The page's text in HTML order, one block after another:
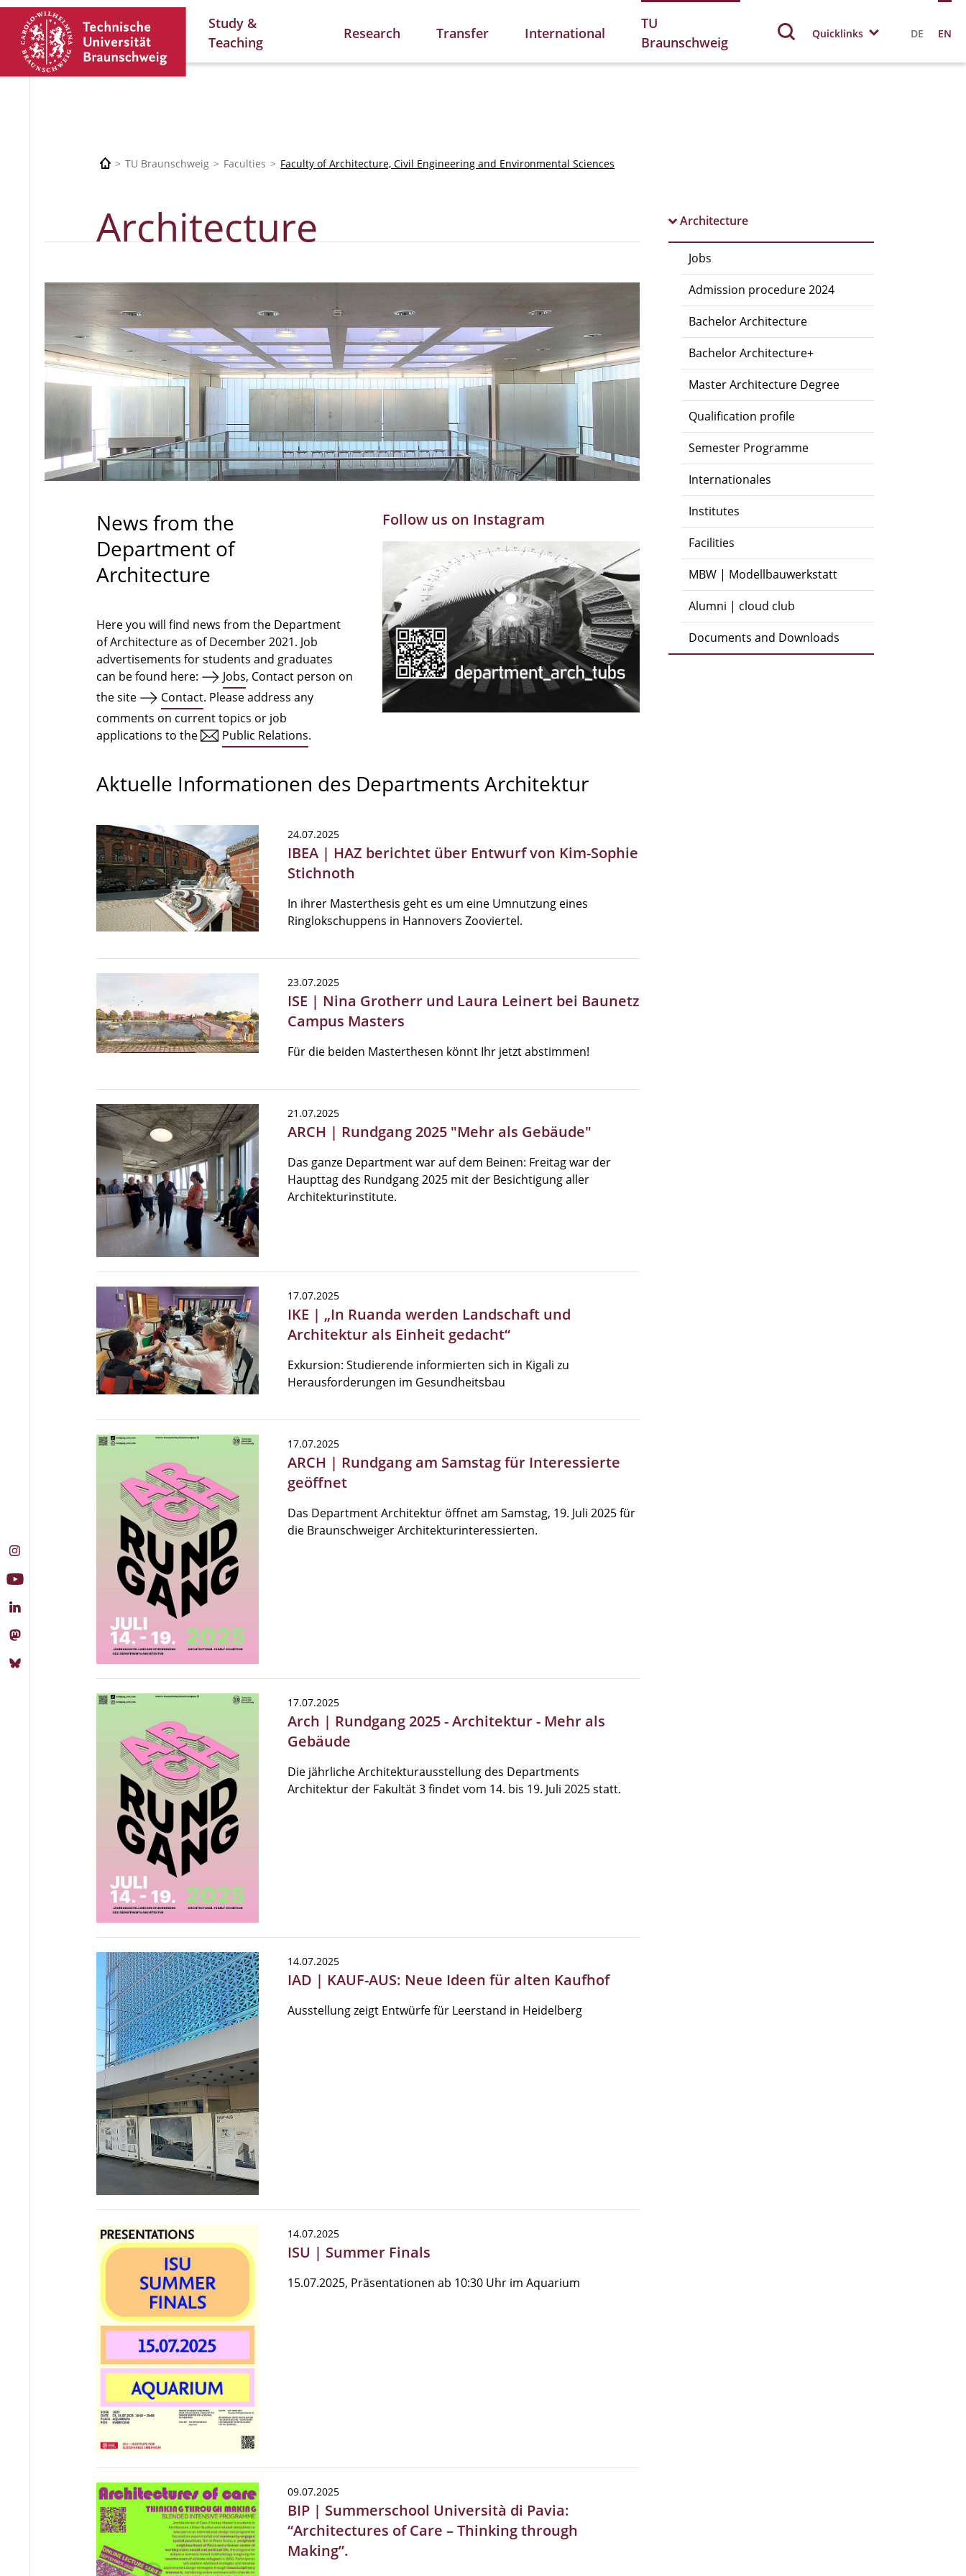
Study &
Teaching
Research Transfer International
TU
Braunschweig
Quicklinks DE EN
TU Braunschweig Faculties Faculty of Architecture, Civil Engineering and Environmental Sciences
Architecture
Jobs
Admission procedure 2024
Bachelor Architecture
Bachelor Architecture+
Master Architecture Degree
Qualification profile
Semester Programme
Internationales
Institutes
Facilities
MBW | Modellbauwerkstatt
Alumni | cloud club
Documents and Downloads
Architecture
News from the
Department of
Architecture
Here you will find news from the Department
of Architecture as of December 2021. Job
advertisements for students and graduates
can be found here:
Jobs, Contact person on
the site
Contact. Please address any
comments on current topics or job
applications to the
Public Relations.
Follow us on Instagram
Aktuelle Informationen des Departments Architektur
24.07.2025
IBEA | HAZ berichtet über Entwurf von Kim-Sophie
Stichnoth
In ihrer Masterthesis geht es um eine Umnutzung eines
Ringlokschuppens in Hannovers Zooviertel.
23.07.2025
ISE | Nina Grotherr und Laura Leinert bei Baunetz
Campus Masters
Für die beiden Masterthesen könnt Ihr jetzt abstimmen!
21.07.2025
ARCH | Rundgang 2025 "Mehr als Gebäude"
Das ganze Department war auf dem Beinen: Freitag war der
Haupttag des Rundgang 2025 mit der Besichtigung aller
Architekturinstitute.
17.07.2025
IKE | „In Ruanda werden Landschaft und
Architektur als Einheit gedacht“
Exkursion: Studierende informierten sich in Kigali zu
Herausforderungen im Gesundheitsbau
17.07.2025
ARCH | Rundgang am Samstag für Interessierte
geöffnet
Das Department Architektur öffnet am Samstag, 19. Juli 2025 für
die Braunschweiger Architekturinteressierten.
17.07.2025
Arch | Rundgang 2025 - Architektur - Mehr als
Gebäude
Die jährliche Architekturausstellung des Departments
Architektur der Fakultät 3 findet vom 14. bis 19. Juli 2025 statt.
14.07.2025
IAD | KAUF-AUS: Neue Ideen für alten Kaufhof
Ausstellung zeigt Entwürfe für Leerstand in Heidelberg
14.07.2025
ISU | Summer Finals
15.07.2025, Präsentationen ab 10:30 Uhr im Aquarium
09.07.2025
BIP | Summerschool Università di Pavia:
“Architectures of Care – Thinking through
Making”.